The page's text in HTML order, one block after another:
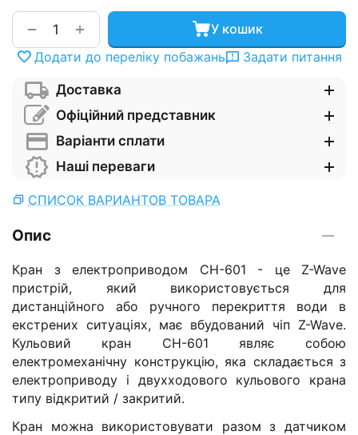
+
−
У кошик
Додати до переліку побажань
Задати питання
Доставка
Офіційний представник
Варіанти сплати
Наші переваги
СПИСОК ВАРИАНТОВ ТОВАРА
Опис
Кран з електроприводом CH-601 - це Z-Wave
пристрій, який використовується для
дистанційного або ручного перекриття води в
екстрених ситуаціях, має вбудований чіп Z-Wave.
Кульовий кран CH-601 являє собою
електромеханічну конструкцію, яка складається з
електроприводу і двухходового кульового крана
типу відкритий / закритий.
Кран можна використовувати разом з датчиком